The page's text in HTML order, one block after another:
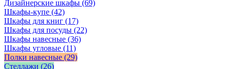
Дизайнерские шкафы (69)
Шкафы-купе (42)
Шкафы для книг (17)
Шкафы для посуды (22)
Шкафы навесные (36)
Шкафы угловые (11)
Полки навесные (29)
Стеллажи (26)